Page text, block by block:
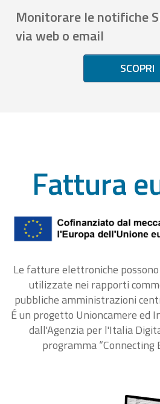
Monitorare le notifiche
via web o email
SCOPRI
Fattura
Le fatture elettroniche
utilizzate nei rapporti
pubbliche amministrazioni
É un progetto Unioncamere ed
dall'Agenzia per l'Italia
programma “Connecting